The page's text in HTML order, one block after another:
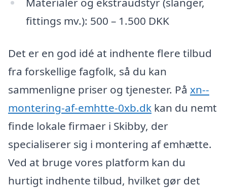
fittings mv.): 500 – 1.500 DKK
Det er en god idé at indhente flere tilbud
fra forskellige fagfolk, så du kan
sammenligne priser og tjenester. På xn--
montering-af-emhtte-0xb.dk kan du nemt
finde lokale firmaer i Skibby, der
specialiserer sig i montering af emhætte.
Ved at bruge vores platform kan du
hurtigt indhente tilbud, hvilket gør det